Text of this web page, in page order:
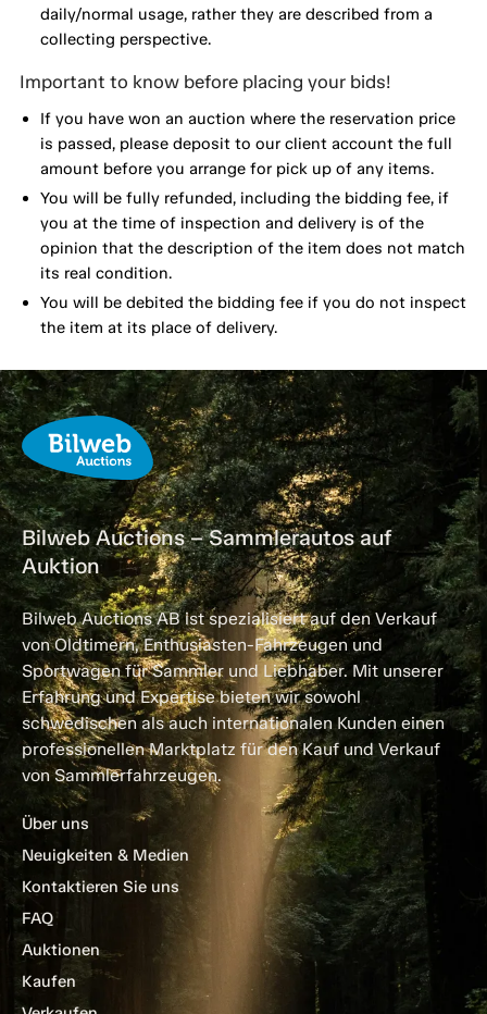
daily/normal usage, rather they are described from a
collecting perspective.
Important to know before placing your bids!
If you have won an auction where the reservation price
is passed, please deposit to our client account the full
amount before you arrange for pick up of any items.
You will be fully refunded, including the bidding fee, if
you at the time of inspection and delivery is of the
opinion that the description of the item does not match
its real condition.
You will be debited the bidding fee if you do not inspect
the item at its place of delivery.
Bilweb Auctions – Sammlerautos auf
Auktion
Bilweb Auctions AB ist spezialisiert auf den Verkauf
von Oldtimern, Enthusiasten-Fahrzeugen und
Sportwagen für Sammler und Liebhaber. Mit unserer
Erfahrung und Expertise bieten wir sowohl
schwedischen als auch internationalen Kunden einen
professionellen Marktplatz für den Kauf und Verkauf
von Sammlerfahrzeugen.
Über uns
Neuigkeiten & Medien
Kontaktieren Sie uns
FAQ
Auktionen
Kaufen